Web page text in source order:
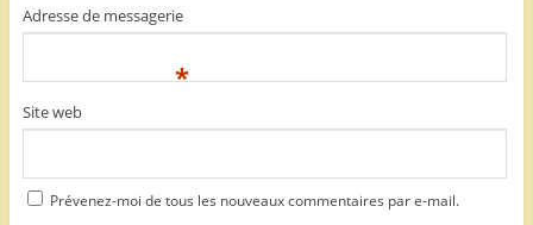
Adresse de messagerie
*
Site web
Prévenez-moi de tous les nouveaux commentaires par e-mail.